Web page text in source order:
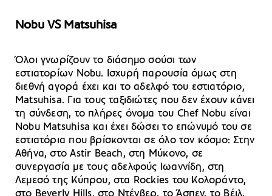
Nobu VS Matsuhisa
Όλοι γνωρίζουν το διάσημο σούσι των
εστιατορίων Nobu. Ισχυρή παρουσία όμως στη
διεθνή αγορά έχει και το αδελφό του εστιατόριο,
Matsuhisa. Για τους ταξιδιώτες που δεν έχουν κάνει
τη σύνδεση, το πλήρες όνομα του Chef Nobu είναι
Nobu Matsuhisa και έχει δώσει το επώνυμό του σε
εστιατόρια που βρίσκονται σε όλο τον κόσμο: Στην
Αθήνα, στο Astir Beach, στη Μύκονο, σε
συνεργασία με τους αδελφούς Ιωαννίδη, στη
Λεμεσό της Κύπρου, στα Rockies του Κολοράντο,
στο Beverly Hills, στο Ντένβερ, το Άσπεν, το Βέιλ,